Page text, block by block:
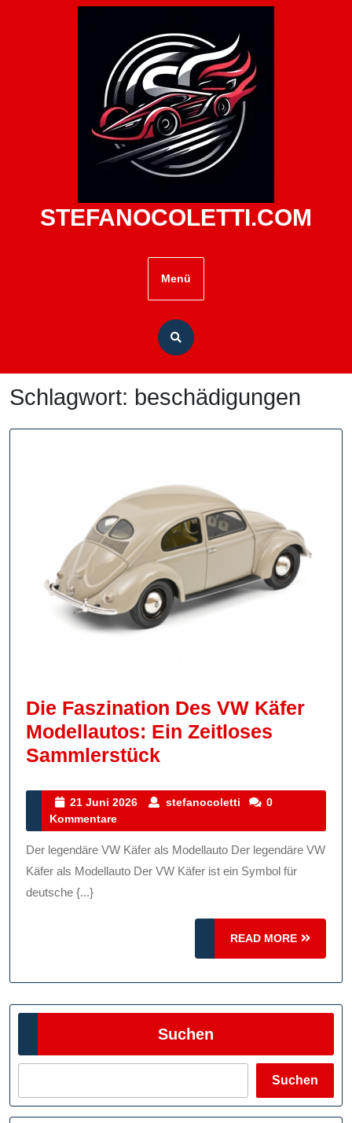
STEFANOCOLETTI.COM
Menü
Schlagwort: beschädigungen
Die Faszination Des VW Käfer
Modellautos: Ein Zeitloses
SammlerstückDie
Des
Käfer
Modellautos:
Zeitloses
Sammlerstück
21 Juni 2026
21
2026
stefanocoletti stefanocoletti
0
Kommentare
Der legendäre VW Käfer als Modellauto Der legendäre VW
Käfer als Modellauto Der VW Käfer ist ein Symbol für
deutsche {...}
READ MORE
READ
MORE
Suchen
Suchen